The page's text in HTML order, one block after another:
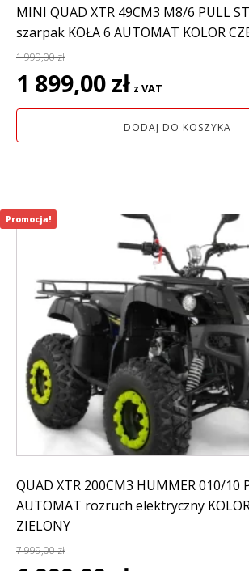
MINI QUAD XTR 49CM3 M8/6 PULL
szarpak KOŁA 6 AUTOMAT KOLOR
1 999,00zł
Pierwotna
cena
wynosiła:
1 899,00 zł cena
wynosi:
1
z VAT
DODAJ DO KOSZYKA
QUAD XTR 200CM3 HUMMER 010/10
AUTOMAT rozruch elektryczny
ZIELONY
7 999,00zł
Pierwotna
Promocja!